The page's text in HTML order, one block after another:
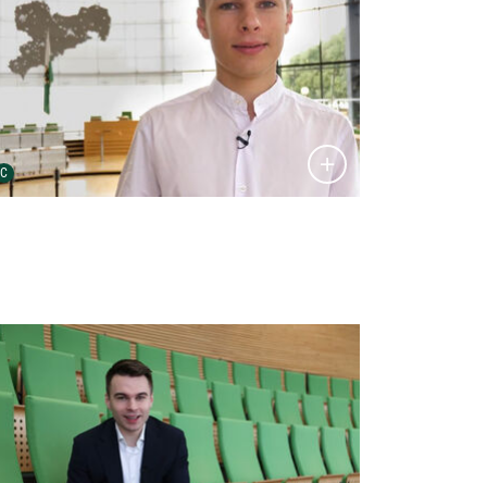
C Urheber der Grafik:
öffnen: